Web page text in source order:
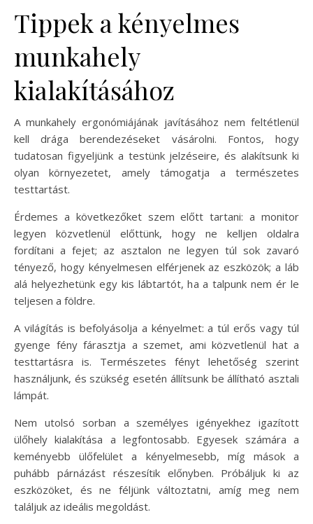
Tippek a kényelmes
munkahely
kialakításához
A munkahely ergonómiájának javításához nem feltétlenül
kell drága berendezéseket vásárolni. Fontos, hogy
tudatosan figyeljünk a testünk jelzéseire, és alakítsunk ki
olyan környezetet, amely támogatja a természetes
testtartást.
Érdemes a következőket szem előtt tartani: a monitor
legyen közvetlenül előttünk, hogy ne kelljen oldalra
fordítani a fejet; az asztalon ne legyen túl sok zavaró
tényező, hogy kényelmesen elférjenek az eszközök; a láb
alá helyezhetünk egy kis lábtartót, ha a talpunk nem ér le
teljesen a földre.
A világítás is befolyásolja a kényelmet: a túl erős vagy túl
gyenge fény fárasztja a szemet, ami közvetlenül hat a
testtartásra is. Természetes fényt lehetőség szerint
használjunk, és szükség esetén állítsunk be állítható asztali
lámpát.
Nem utolsó sorban a személyes igényekhez igazított
ülőhely kialakítása a legfontosabb. Egyesek számára a
keményebb ülőfelület a kényelmesebb, míg mások a
puhább párnázást részesítik előnyben. Próbáljuk ki az
eszközöket, és ne féljünk változtatni, amíg meg nem
találjuk az ideális megoldást.